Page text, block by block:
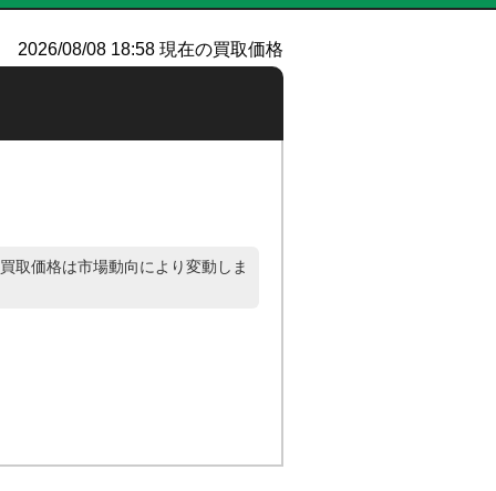
2026/08/08 18:58 現在の買取価格
取価格は市場動向により変動しま